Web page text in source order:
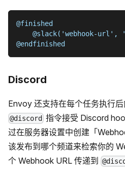
@finished
@slack('webhook-url',
@endfinished
Discord
Envoy 还支持在每个任务执行后
@discord 指令接受 Discord
过在服务器设置中创建「
该发布到哪个频道来检索你的
个 Webhook URL 传递到